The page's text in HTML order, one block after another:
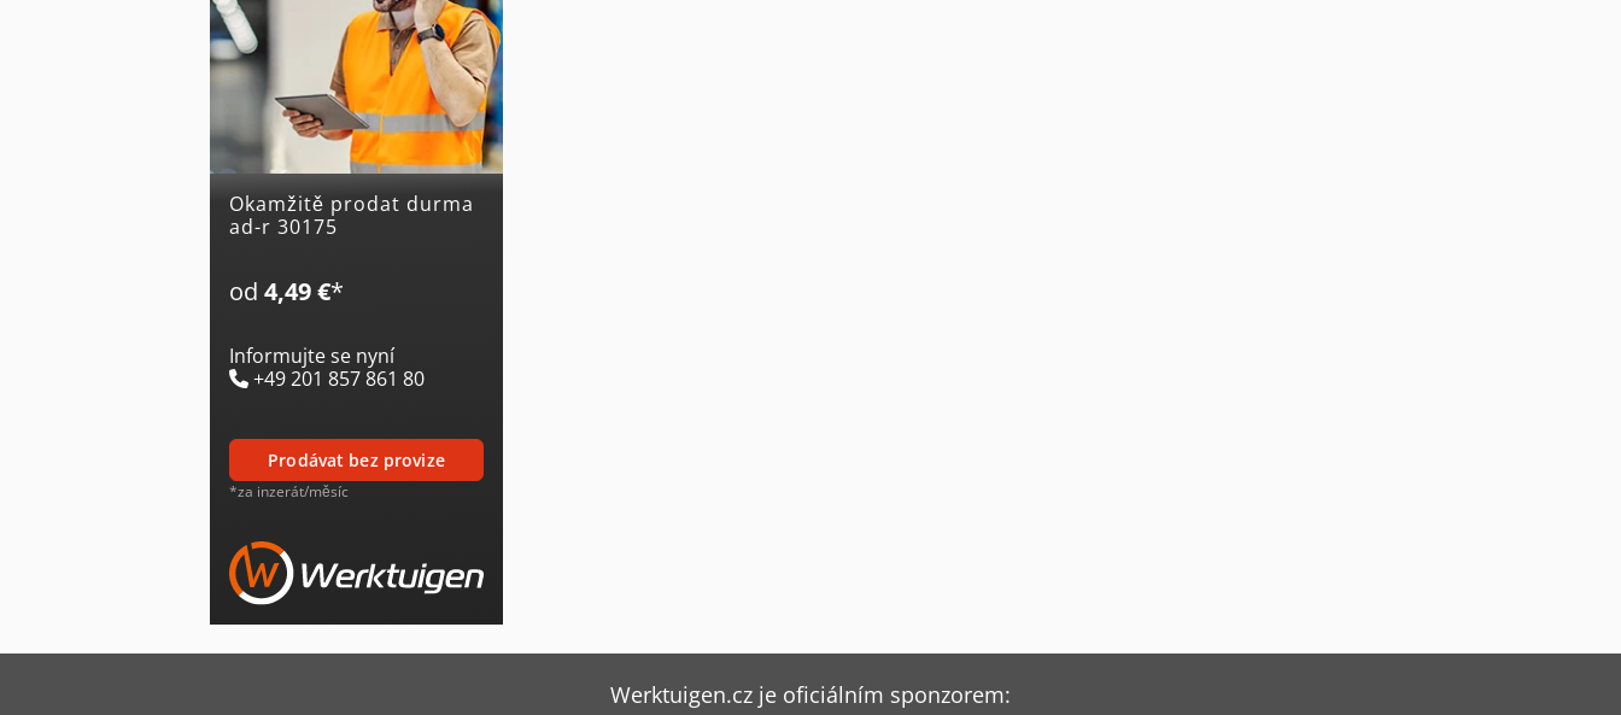
Okamžitě prodat durma
ad-r 30175
od 4,49 €*
Informujte se nyní
+49 201 857 861 80
prodávat bez provize
*za inzerát/měsíc
Werktuigen.cz je oficiálním sponzorem: